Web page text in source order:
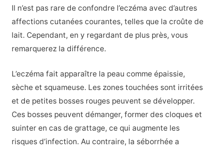
Il n’est pas rare de confondre l’eczéma avec d’autres
affections cutanées courantes, telles que la croûte de
lait. Cependant, en y regardant de plus près, vous
remarquerez la différence.
L’eczéma fait apparaître la peau comme épaissie,
sèche et squameuse. Les zones touchées sont irritées
et de petites bosses rouges peuvent se développer.
Ces bosses peuvent démanger, former des cloques et
suinter en cas de grattage, ce qui augmente les
risques d’infection. Au contraire, la séborrhée a